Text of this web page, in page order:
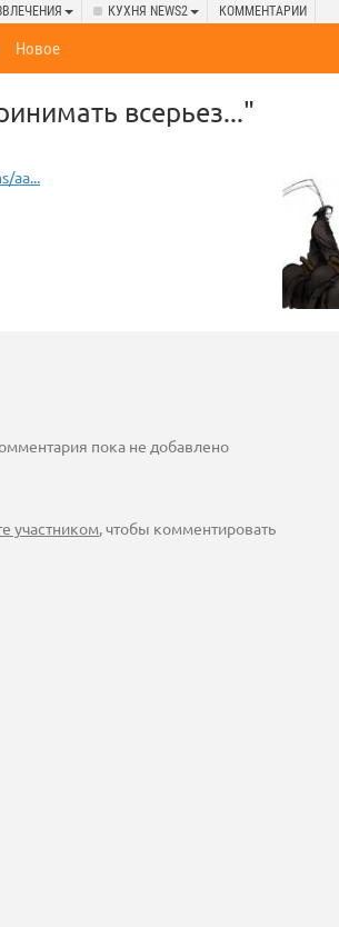
КУХНЯ NEWS2 КОММЕНТАРИИ
Новое
всерьез..."
aa...
пока не добавлено
участником, чтобы комментировать